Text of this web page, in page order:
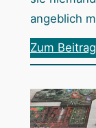
angeblich
Zum